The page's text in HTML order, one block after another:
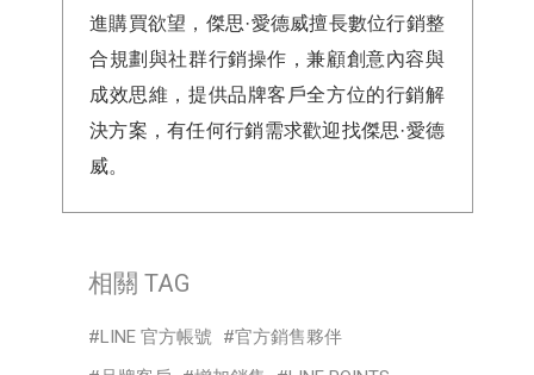
進購買欲望，傑思·愛德威擅長數位行銷整
合規劃與社群行銷操作，兼顧創意內容與
成效思維，提供品牌客戶全方位的行銷解
決方案，有任何行銷需求歡迎找傑思·愛德
威。
相關 TAG
LINE 官方帳號
官方銷售夥伴